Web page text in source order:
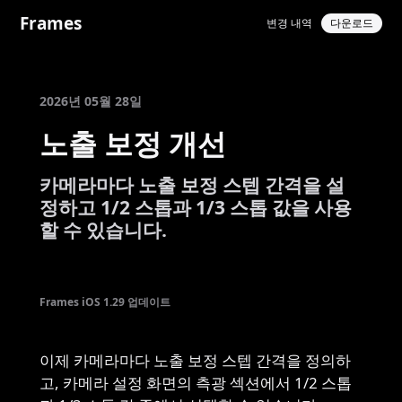
Frames 변경 내역 다운로드
2026년 05월 28일
노출 보정 개선
카메라마다 노출 보정 스텝 간격을 설
정하고 1/2 스톱과 1/3 스톱 값을 사용
할 수 있습니다.
Frames iOS 1.29 업데이트
이제 카메라마다 노출 보정 스텝 간격을 정의하
고, 카메라 설정 화면의 측광 섹션에서 1/2 스톱